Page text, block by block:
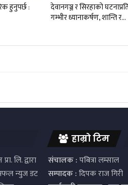
हुनुपर्छ :
देवानगञ्ज र सिरहाको
गम्भीर ध्यानाकर्षण, शान्ति र…
लि. द्वारा
न्युज डट
हाम्रो टिम
संचालक :पबित्रा लम्साल
सम्पादक :दिपक राज गिरी